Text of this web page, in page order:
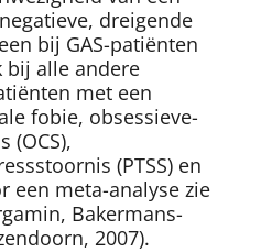
dreigende
bij GAS-patiënten
bij alle andere
met een
fobie, obsessieve-
(OCS),
(PTSS) en
een meta-analyse zie
Bakermans-
2007).